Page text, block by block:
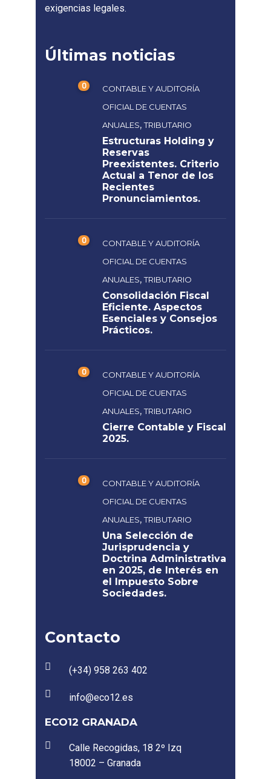
exigencias legales.
Últimas noticias
0
CONTABLE Y AUDITORÍA
OFICIAL DE CUENTAS
ANUALES,TRIBUTARIO
Estructuras Holding y
Reservas
Preexistentes. Criterio
Actual a Tenor de los
Recientes
Pronunciamientos.
0
CONTABLE Y AUDITORÍA
OFICIAL DE CUENTAS
ANUALES,TRIBUTARIO
Consolidación Fiscal
Eficiente. Aspectos
Esenciales y Consejos
Prácticos.
0
CONTABLE Y AUDITORÍA
OFICIAL DE CUENTAS
ANUALES,TRIBUTARIO
Cierre Contable y Fiscal
2025.
0
CONTABLE Y AUDITORÍA
OFICIAL DE CUENTAS
ANUALES,TRIBUTARIO
Una Selección de
Jurisprudencia y
Doctrina Administrativa
en 2025, de Interés en
el Impuesto Sobre
Sociedades.
Contacto
(+34) 958 263 402
info@eco12.es
ECO12 GRANADA
Calle Recogidas, 18 2º Izq
18002 – Granada